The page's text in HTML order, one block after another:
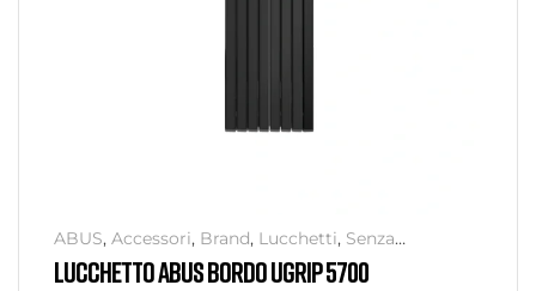
ABUS, Accessori, Brand, Lucchetti, Senza
categoria,Sicurezza
LUCCHETTO ABUS BORDO UGRIP 5700